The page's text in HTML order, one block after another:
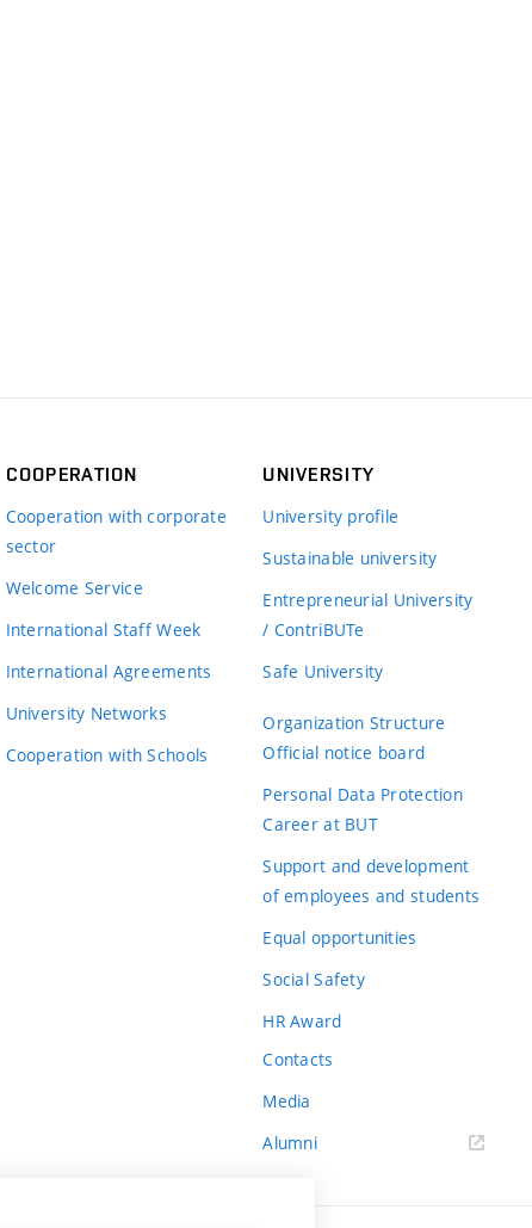
COOPERATION
Cooperation with corporate
sector
Welcome Service
International Staff Week
International Agreements
University Networks
Cooperation with Schools
UNIVERSITY
University profile
Sustainable university
Entrepreneurial University
/ ContriBUTe
Safe University
Organization Structure
Official notice board
Personal Data Protection
Career at BUT
Support and development
of employees and students
Equal opportunities
Social Safety
HR Award
Contacts
Media
Alumni